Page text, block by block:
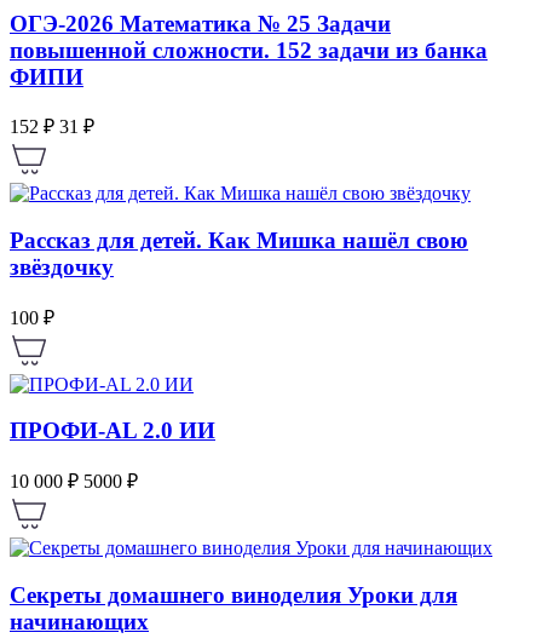
ОГЭ-2026 Математика № 25 Задачи
повышенной сложности. 152 задачи из банка
ФИПИ
152 ₽ 31 ₽
Рассказ для детей. Как Мишка нашёл свою
звёздочку
100 ₽
ПРОФИ-AL 2.0 ИИ
10 000 ₽ 5000 ₽
Секреты домашнего виноделия Уроки для
начинающих